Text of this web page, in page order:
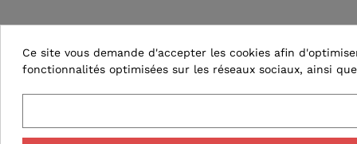
Ce site vous demande d'accepter les cookies afin
fonctionnalités optimisées sur les réseaux sociaux, ainsi